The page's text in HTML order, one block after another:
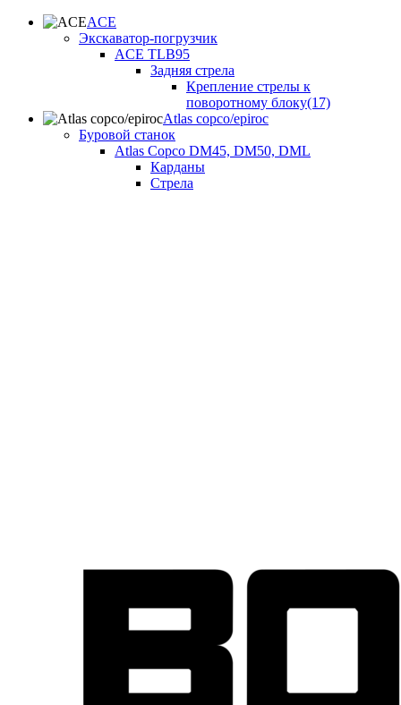
ACE
Экскаватор-погрузчик
ACE TLB95
Задняя стрела
Крепление стрелы к
поворотному блоку(17)
Atlas copco/epiroc
Буровой станок
Atlas Copco DM45, DM50, DML
Карданы
Стрела